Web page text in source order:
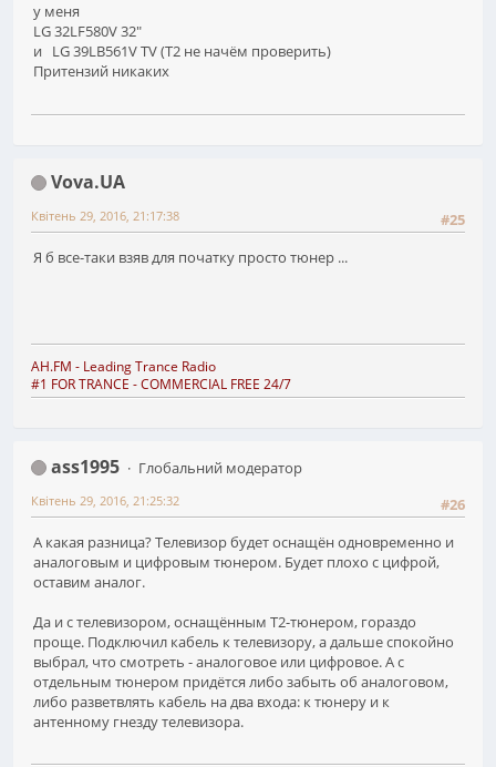
у меня
LG 32LF580V 32"
и LG 39LB561V TV (Т2 не начём проверить)
Притензий никаких
Vova.UA
#25
Квітень 29, 2016, 21:17:38
Я б все-таки взяв для початку просто тюнер ...
AH.FM - Leading Trance Radio
#1 FOR TRANCE - COMMERCIAL FREE 24/7
ass1995
Глобальний модератор
#26
Квітень 29, 2016, 21:25:32
А какая разница? Телевизор будет оснащён одновременно и
аналоговым и цифровым тюнером. Будет плохо с цифрой,
оставим аналог.
Да и с телевизором, оснащённым T2-тюнером, гораздо
проще. Подключил кабель к телевизору, а дальше спокойно
выбрал, что смотреть - аналоговое или цифровое. А с
отдельным тюнером придётся либо забыть об аналоговом,
либо разветвлять кабель на два входа: к тюнеру и к
антенному гнезду телевизора.